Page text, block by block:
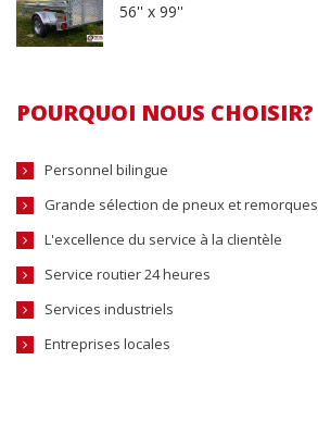
56'' x 99''
POURQUOI NOUS CHOISIR?
Personnel bilingue
Grande sélection de pneux et remorques
L'excellence du service à la clientèle
Service routier 24 heures
Services industriels
Entreprises locales